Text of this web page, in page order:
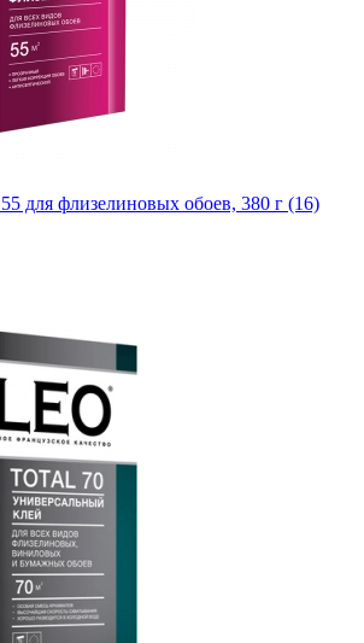
для флизелиновых обоев, 380 г (16)